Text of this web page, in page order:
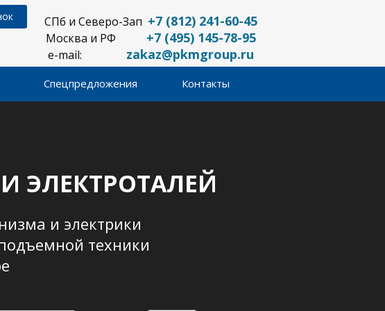
СПб и Северо-Зап +7 (812) 241-60-45
Москва и РФ +7 (495) 145-78-95
e-mail: zakaz@pkmgroup.ru
Спецпредложения Контакты
ЭЛЕКТРОТАЛЕЙ
и электрики
техники